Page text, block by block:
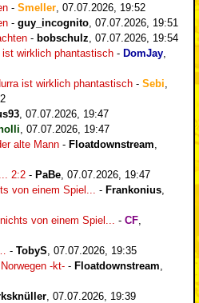
- Smeller 07.07.2026, 19:52
- guy_incognito 07.07.2026, 19:51
- bobschulz 07.07.2026, 19:54
wirklich phantastisch - DomJay
ist wirklich phantastisch - Sebi
07.07.2026, 19:47
07.07.2026, 19:47
alte Mann - Floatdownstream
2:2 - PaBe 07.07.2026, 19:47
von einem Spiel...
- Frankonius
von einem Spiel...
- CF
- TobyS 07.07.2026, 19:35
-kt- - Floatdownstream
07.07.2026, 19:39